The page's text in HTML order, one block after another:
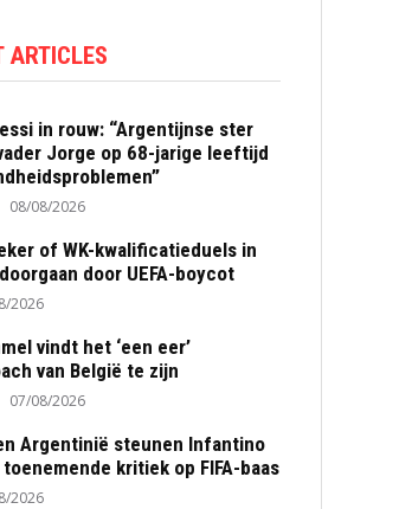
ARTICLES
in rouw: “Argentijnse ster
Jorge op 68-jarige leeftijd
08/08/2026
of WK-kwalificatieduels in
door UEFA-boycot
2026
vindt het ‘een eer’
van België te zijn
07/08/2026
Argentinië steunen Infantino
kritiek op FIFA-baas
2026